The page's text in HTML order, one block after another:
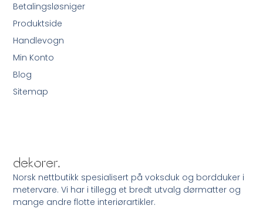
Norsk nettbutikk spesialisert på voksduk og bordduker i
metervare. Vi har i tillegg et bredt utvalg dørmatter og
mange andre flotte interiørartikler.
Betalingsløsniger
Produktside
Handlevogn
Min Konto
Blog
Sitemap